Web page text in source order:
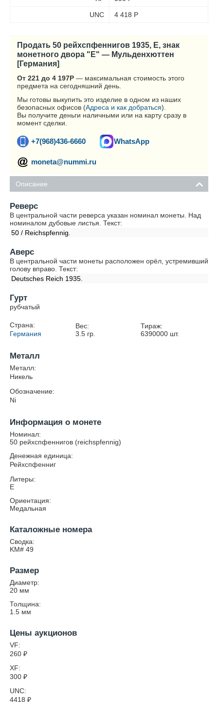
UNC 4 418 Р
Продать 50 рейхспфеннигов 1935, E, знак
монетного двора "E" — Мульденхюттен
[Германия]
От 221 до 4 197Р — максимальная стоимость этого
предмета на сегодняшний день.
Мы готовы выкупить это изделие в одном из наших
безопасных офисов (Адреса и как добраться).
Вы получите деньги наличными или на карту сразу в
момент сделки.
+7(968)436-6660 WhatsApp
moneta@nummi.ru
Описание
Реверс
В центральной части реверса указан номинал монеты. Над
номиналом дубовые листья. Текст:
50 / Reichspfennig.
Аверс
В центральной части монеты расположен орёл, устремивший
голову вправо. Текст:
Deutsches Reich 1935.
Гурт
рубчатый
Страна:
Германия
Вес:
3.5гр.
Тираж:
6390000 шт.
Металл
Металл:
Никель
Обозначение:
Ni
Информация о монете
Номинал:
50 рейхспфеннигов (reichspfennig)
Денежная единица:
Рейхспфенниг
Литеры:
E
Ориентация:
Медальная
Каталожные номера
Сводка:
KM# 49
Размер
Диаметр:
20 мм
Толщина:
1.5 мм
Цены аукционов
VF:
260 ₽
XF:
300 ₽
UNC:
4418 ₽